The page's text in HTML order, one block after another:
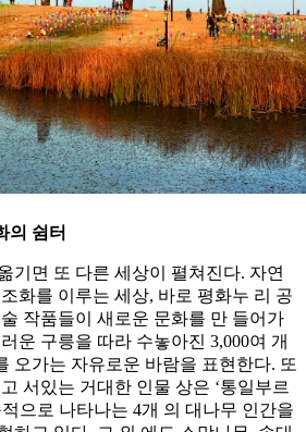
의 쉼터
기면 또 다른 세상이 펼쳐진다. 자연
화를 이루는 세상, 바로 평화누 리 공
작품들이 새로운 문화를 만 들어가
운 구릉을 따라 수놓아진 3,000여 개
오가는 자유로운 바람을 표현한다. 또
서있는 거대한 인물 상은 ‘통일부르
으로 나타나는 4개 의 대나무 인간을